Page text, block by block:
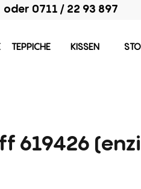
oder 0711 / 22 93 897
TEPPICHE KISSEN
619426